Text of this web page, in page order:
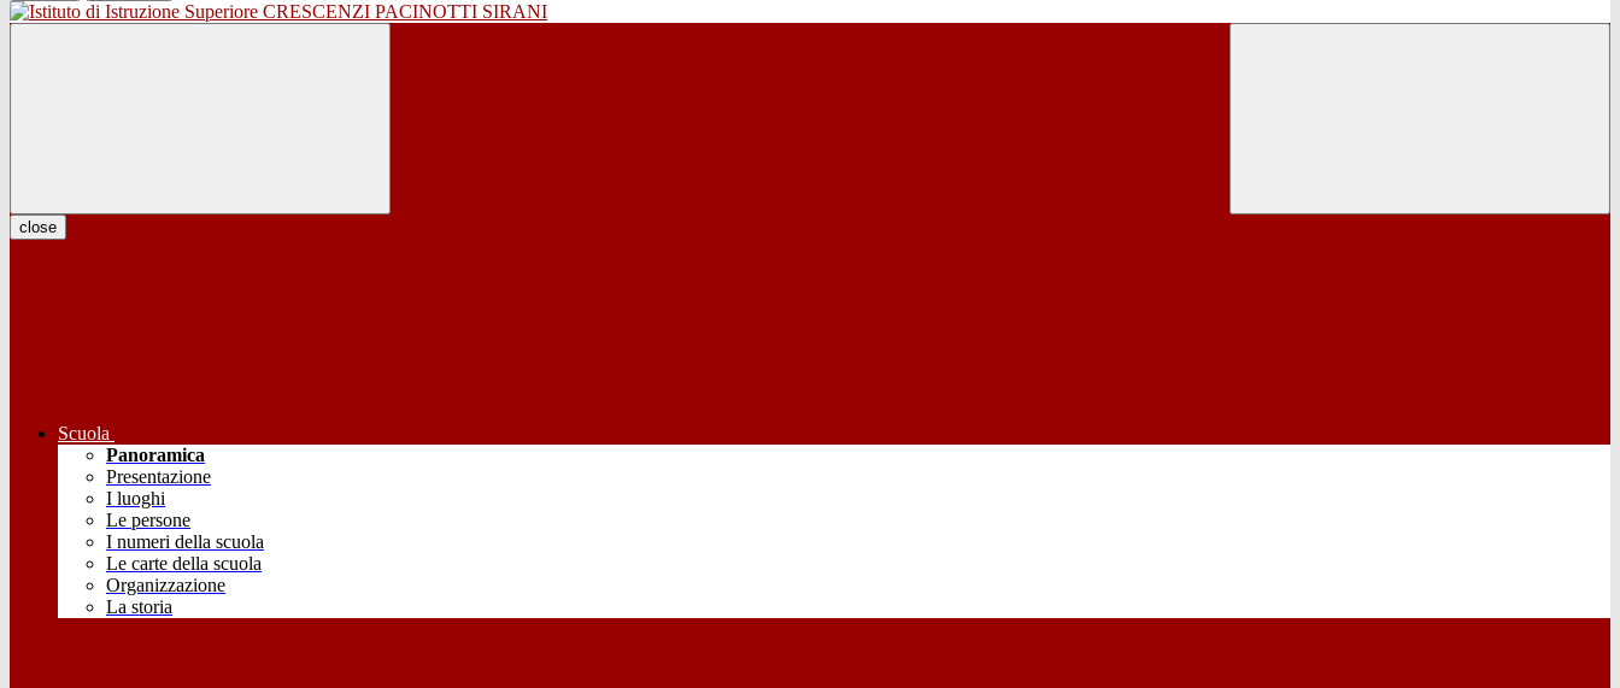
close
Scuola
Panoramica
Presentazione
I luoghi
Le persone
I numeri della scuola
Le carte della scuola
Organizzazione
La storia